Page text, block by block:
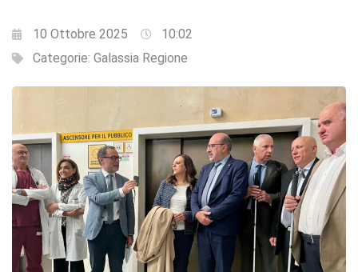
10 Ottobre 2025
10:02
Categorie: Galassia Regione